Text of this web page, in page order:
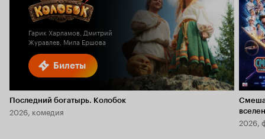
Билеты
Гарик Харламов, Дмитрий
Журавлев, Мила Ершова
Последний богатырь. Колобок
2026, комедия
5.7
2026,